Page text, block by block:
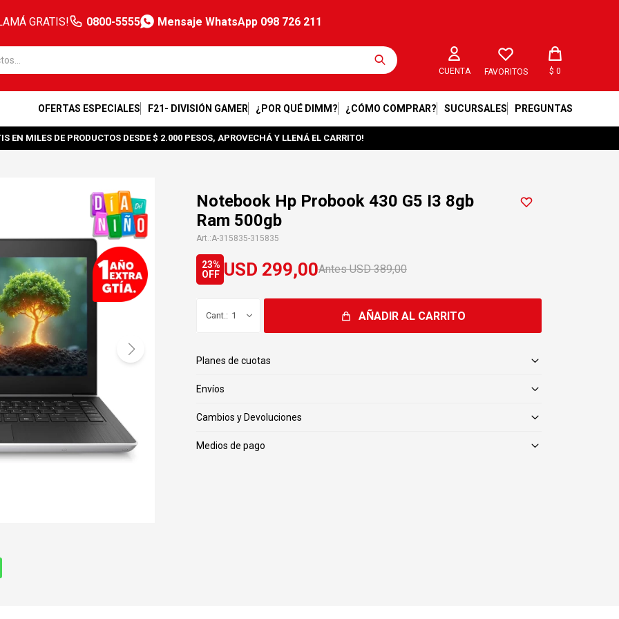
GRATIS! 0800-5555 Mensaje WhatsApp 098 726 211
OFERTAS ESPECIALES F21- DIVISIÓN GAMER ¿POR QUÉ DIMM? ¿CÓMO COMPRAR? SUCURSALES PREGUNTAS
FAVORITOS $ 0
EN MILES DE PRODUCTOS DESDE $ 2.000 PESOS, APROVECHÁ Y LLENÁ EL CARRITO!
Notebook Hp Probook 430 G5 I3 8gb
Ram 500gb
A-315835-315835
USD 299,00 USD 389,00
23
1 AÑADIR AL CARRITO
Planes de cuotas
Envíos
Cambios y Devoluciones
Medios de pago